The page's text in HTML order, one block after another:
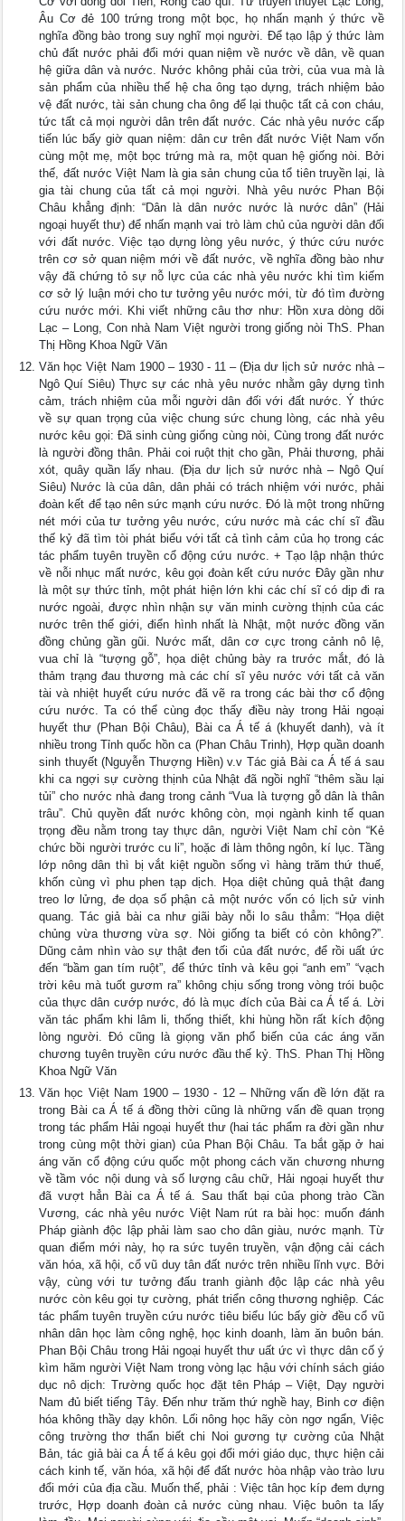
Âu Cơ đẻ 100 trứng trong một bọc, họ nhấn mạnh ý thức về
nghĩa đồng bào trong suy nghĩ mọi người. Để tạo lập ý thức làm
chủ đất nước phải đổi mới quan niệm về nước về dân, về quan
hệ giữa dân và nước. Nước không phải của trời, của vua mà là
sản phẩm của nhiều thế hệ cha ông tạo dựng, trách nhiệm bảo
vệ đất nước, tài sản chung cha ông để lại thuộc tất cả con cháu,
tức tất cả mọi người dân trên đất nước. Các nhà yêu nước cấp
tiến lúc bấy giờ quan niệm: dân cư trên đất nước Việt Nam vốn
cùng một mẹ, một bọc trứng mà ra, một quan hệ giống nòi. Bởi
thế, đất nước Việt Nam là gia sản chung của tổ tiên truyền lại, là
gia tài chung của tất cả mọi người. Nhà yêu nước Phan Bội
Châu khẳng định: “Dân là dân nước nước là nước dân” (Hải
ngoại huyết thư) để nhấn mạnh vai trò làm chủ của người dân đối
với đất nước. Việc tạo dựng lòng yêu nước, ý thức cứu nước
trên cơ sở quan niệm mới về đất nước, về nghĩa đồng bào như
vậy đã chứng tỏ sự nỗ lực của các nhà yêu nước khi tìm kiếm
cơ sở lý luận mới cho tư tưởng yêu nước mới, từ đó tìm đường
cứu nước mới. Khi viết những câu thơ như: Hồn xưa dòng dõi
Lạc – Long, Con nhà Nam Việt người trong giống nòi ThS. Phan
Thị Hồng Khoa Ngữ Văn
Văn học Việt Nam 1900 – 1930 - 11 – (Địa dư lịch sử nước nhà –
Ngô Quí Siêu) Thực sự các nhà yêu nước nhằm gây dựng tình
cảm, trách nhiệm của mỗi người dân đối với đất nước. Ý thức
về sự quan trọng của việc chung sức chung lòng, các nhà yêu
nước kêu gọi: Đã sinh cùng giống cùng nòi, Cùng trong đất nước
là người đồng thân. Phải coi ruột thịt cho gần, Phải thương, phải
xót, quây quần lấy nhau. (Địa dư lịch sử nước nhà – Ngô Quí
Siêu) Nước là của dân, dân phải có trách nhiệm với nước, phải
đoàn kết để tạo nên sức mạnh cứu nước. Đó là một trong những
nét mới của tư tưởng yêu nước, cứu nước mà các chí sĩ đầu
thế kỷ đã tìm tòi phát biểu với tất cả tình cảm của họ trong các
tác phẩm tuyên truyền cổ động cứu nước. + Tạo lập nhận thức
về nỗi nhục mất nước, kêu gọi đoàn kết cứu nước Đây gần như
là một sự thức tỉnh, một phát hiện lớn khi các chí sĩ có dịp đi ra
nước ngoài, được nhìn nhận sự văn minh cường thịnh của các
nước trên thế giới, điển hình nhất là Nhật, một nước đồng văn
đồng chủng gần gũi. Nước mất, dân cơ cực trong cảnh nô lệ,
vua chỉ là “tượng gỗ”, họa diệt chủng bày ra trước mắt, đó là
thảm trạng đau thương mà các chí sĩ yêu nước với tất cả văn
tài và nhiệt huyết cứu nước đã vẽ ra trong các bài thơ cổ động
cứu nước. Ta có thể cùng đọc thấy điều này trong Hải ngoại
huyết thư (Phan Bội Châu), Bài ca Á tế á (khuyết danh), và ít
nhiều trong Tỉnh quốc hồn ca (Phan Châu Trinh), Hợp quần doanh
sinh thuyết (Nguyễn Thượng Hiền) v.v Tác giả Bài ca Á tế á sau
khi ca ngợi sự cường thịnh của Nhật đã ngồi nghĩ “thêm sầu lại
tủi” cho nước nhà đang trong cảnh “Vua là tượng gỗ dân là thân
trâu”. Chủ quyền đất nước không còn, mọi ngành kinh tế quan
trọng đều nằm trong tay thực dân, người Việt Nam chỉ còn “Kẻ
chức bồi người trước cu li”, hoặc đi làm thông ngôn, kí lục. Tầng
lớp nông dân thì bị vắt kiệt nguồn sống vì hàng trăm thứ thuế,
khốn cùng vì phu phen tạp dịch. Họa diệt chủng quả thật đang
treo lơ lửng, đe dọa số phận cả một nước vốn có lịch sử vinh
quang. Tác giả bài ca như giãi bày nỗi lo sâu thẳm: “Họa diệt
chủng vừa thương vừa sợ. Nòi giống ta biết có còn không?”.
Dũng cảm nhìn vào sự thật đen tối của đất nước, để rồi uất ức
đến “bầm gan tím ruột”, để thức tỉnh và kêu gọi “anh em” “vạch
trời kêu mà tuốt gươm ra” không chịu sống trong vòng trói buộc
của thực dân cướp nước, đó là mục đích của Bài ca Á tế á. Lời
văn tác phẩm khi lâm li, thống thiết, khi hùng hồn rất kích động
lòng người. Đó cũng là giọng văn phổ biến của các áng văn
chương tuyên truyền cứu nước đầu thế kỷ. ThS. Phan Thị Hồng
Khoa Ngữ Văn
Văn học Việt Nam 1900 – 1930 - 12 – Những vấn đề lớn đặt ra
trong Bài ca Á tế á đồng thời cũng là những vấn đề quan trọng
trong tác phẩm Hải ngoại huyết thư (hai tác phẩm ra đời gần như
trong cùng một thời gian) của Phan Bội Châu. Ta bắt gặp ở hai
áng văn cổ động cứu quốc một phong cách văn chương nhưng
về tầm vóc nội dung và số lượng câu chữ, Hải ngoại huyết thư
đã vượt hẳn Bài ca Á tế á. Sau thất bại của phong trào Cần
Vương, các nhà yêu nước Việt Nam rút ra bài học: muốn đánh
Pháp giành độc lập phải làm sao cho dân giàu, nước mạnh. Từ
quan điểm mới này, họ ra sức tuyên truyền, vận động cải cách
văn hóa, xã hội, cổ vũ duy tân đất nước trên nhiều lĩnh vực. Bởi
vậy, cùng với tư tưởng đấu tranh giành độc lập các nhà yêu
nước còn kêu gọi tự cường, phát triển công thương nghiệp. Các
tác phẩm tuyên truyền cứu nước tiêu biểu lúc bấy giờ đều cổ vũ
nhân dân học làm công nghệ, học kinh doanh, làm ăn buôn bán.
Phan Bội Châu trong Hải ngoại huyết thư uất ức vì thực dân cố ý
kìm hãm người Việt Nam trong vòng lạc hậu với chính sách giáo
dục nô dịch: Trường quốc học đặt tên Pháp – Việt, Dạy người
Nam đủ biết tiếng Tây. Đến như trăm thứ nghề hay, Binh cơ điện
hóa không thầy dạy khôn. Lối nông học hãy còn ngơ ngẩn, Việc
công trường thơ thẩn biết chi Noi gương tự cường của Nhật
Bản, tác giả bài ca Á tế á kêu gọi đổi mới giáo dục, thực hiện cải
cách kinh tế, văn hóa, xã hội để đất nước hòa nhập vào trào lưu
đổi mới của địa cầu. Muốn thế, phải : Việc tân học kíp đem dựng
trước, Hợp doanh đoàn cả nước cùng nhau. Việc buôn ta lấy